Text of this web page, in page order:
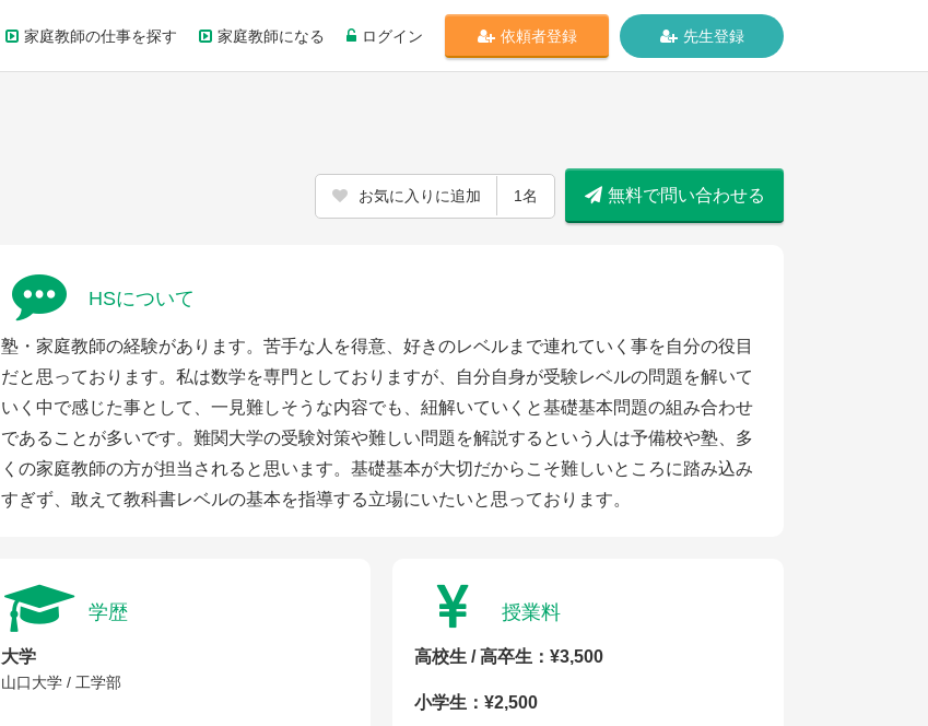
家庭教師の仕事を探す 家庭教師になる ログイン 依頼者登録 先生登録
お気に入りに追加 1名 無料で問い合わせる
HSについて
塾・家庭教師の経験があります。苦手な人を得意、好きのレベルまで連れていく事を自分の役目
だと思っております。私は数学を専門としておりますが、自分自身が受験レベルの問題を解いて
いく中で感じた事として、一見難しそうな内容でも、紐解いていくと基礎基本問題の組み合わせ
であることが多いです。難関大学の受験対策や難しい問題を解説するという人は予備校や塾、多
くの家庭教師の方が担当されると思います。基礎基本が大切だからこそ難しいところに踏み込み
すぎず、敢えて教科書レベルの基本を指導する立場にいたいと思っております。
学歴
大学
山口大学 / 工学部
授業料
高校生 / 高卒生：¥3,500
小学生：¥2,500